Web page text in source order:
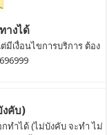
างได้
มีเงื่อนไขการบริการ ต้อง
งคับ)
ทำได้ (ไม่บังคับ จะทำ ไม่